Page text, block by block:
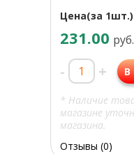
Цена(за
231.00 руб.
- + В
* Наличие
магазине
магазина.
Отзывы (0)